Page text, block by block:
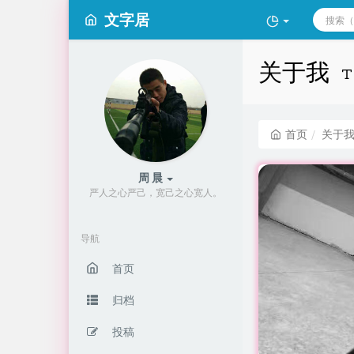
文字居
周 晨
严人之心严己，宽己之心宽人。
导航
首页
归档
投稿
关于我
首页 关于